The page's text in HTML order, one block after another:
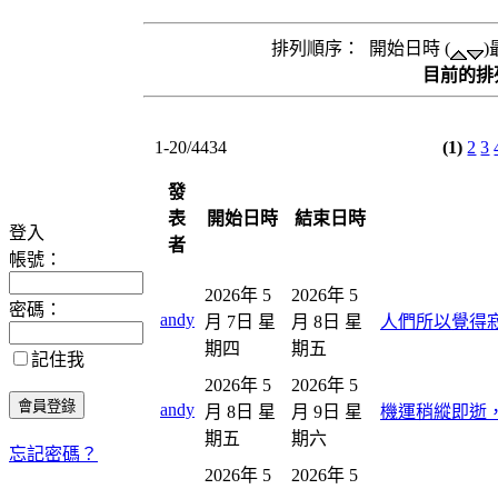
登入
帳號：
密碼：
記住我
忘記密碼？
排列順序： 開始日時 (
)
目前的
1-20/4434 (1) 2 3
發
表
者
開始日時 結束日時
andy
2026年 5
月 7日 星
期四
2026年 5
月 8日 星
期五
人們所以覺得
andy
2026年 5
月 8日 星
期五
2026年 5
月 9日 星
期六
機運稍縱即逝
2026年 5
2026年 5